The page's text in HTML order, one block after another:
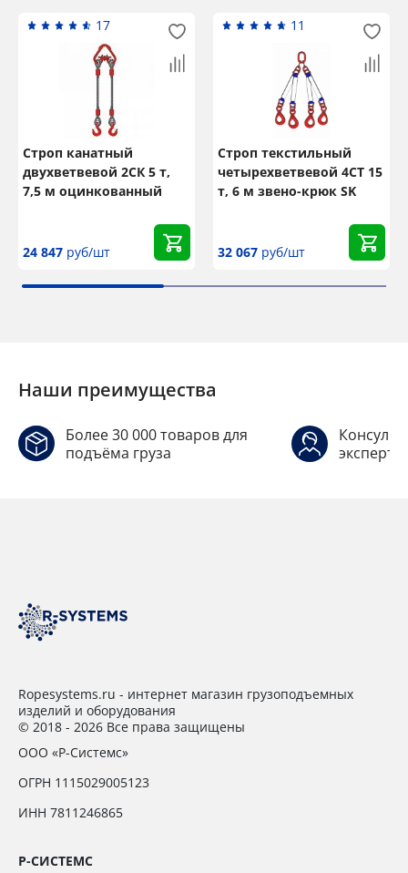
17
Строп канатный
двухветвевой 2СК 5 т,
7,5 м оцинкованный
24 847 руб/шт
11
Строп текстильный
четырехветвевой 4СТ 15
т, 6 м звено-крюк SK
32 067 руб/шт
Наши преимущества
Более 30 000 товаров для
подъёма груза
Ropesystems.ru - интернет магазин грузоподъемных
изделий и оборудования
© 2018 - 2026 Все права защищены
ООО «Р-Системс»
ОГРН 1115029005123
ИНН 7811246865
Р-СИСТЕМС